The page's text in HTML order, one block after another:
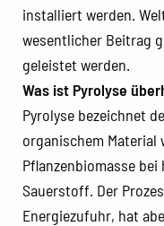
installiert werden.
wesentlicher Beitrag
geleistet werden.
Was ist Pyrolyse
Pyrolyse bezeichnet
organischem Material
Pflanzenbiomasse
Sauerstoff. Der
Energiezufuhr, hat